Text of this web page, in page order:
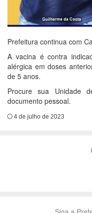
Prefeitura continua com
A vacina é contra
alérgica em doses
de 5 anos.
Procure sua Unidade
documento pessoal.
4 de julho de 2023